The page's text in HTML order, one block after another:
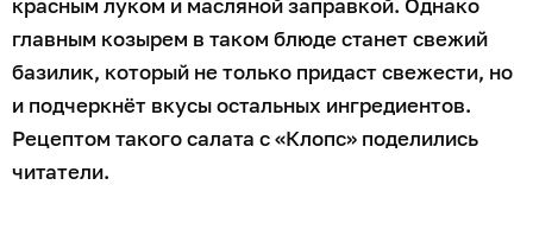
красным луком и масляной заправкой. Однако
главным козырем в таком блюде станет свежий
базилик, который не только придаст свежести, но
и подчеркнёт вкусы остальных ингредиентов.
Рецептом такого салата с «Клопс» поделились
читатели.